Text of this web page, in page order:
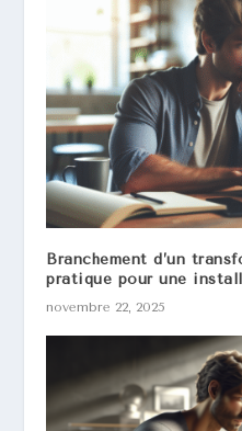
Branchement d’un
pratique pour une
novembre 22, 2025